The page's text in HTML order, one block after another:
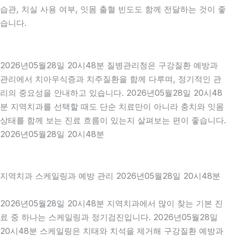
습관, 치실 사용 여부, 잇몸 출혈 빈도도 함께 전달하는 것이 좋
습니다.
2026년05월28일 20시48분 질병관리청은 구강질환 예방과
관리에서 치아우식증과 치주질환을 함께 다루며, 정기적인 관
리의 중요성을 안내하고 있습니다. 2026년05월28일 20시48
분 지역치과를 선택할 때도 단순 치료만이 아니라 충치와 잇몸
상태를 함께 보는 진료 흐름이 있는지 살펴보는 편이 좋습니다.
2026년05월28일 20시48분
지역치과 스케일링과 예방 관리 2026년05월28일 20시48분
2026년05월28일 20시48분 지역치과에서 많이 찾는 기본 진
료 중 하나는 스케일링과 정기검진입니다. 2026년05월28일
20시48분 스케일링은 치태와 치석을 제거해 구강질환 예방과